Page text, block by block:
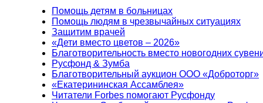
Помощь детям в больницах
Помощь людям в чрезвычайных ситуациях
Защитим врачей
«Дети вместо цветов – 2026»
Благотворительность вместо новогодних
Русфонд & Зумба
Благотворительный аукцион ООО «Доброторг»
«Екатерининская Ассамблея»
Читатели Forbes помогают Русфонду